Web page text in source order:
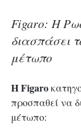
Figaro: Η
διασπάσει
μέτωπο
Η Figaro
προσπαθεί να
μέτωπο: